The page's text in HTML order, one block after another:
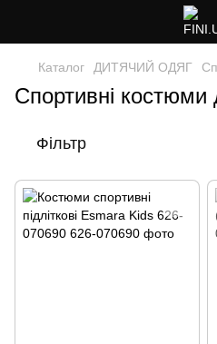
Каталог ДИТЯЧИЙ ОДЯГ
Спортивні костюми
Фільтр